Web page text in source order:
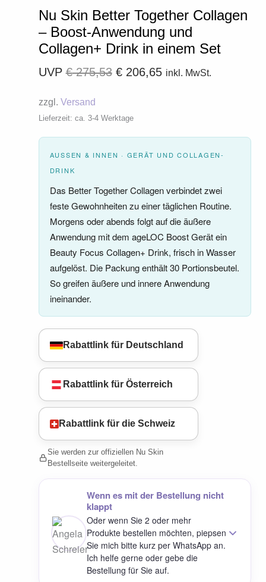
Nu Skin Better Together Collagen
– Boost-Anwendung und
Collagen+ Drink in einem Set
UVP €275,53 €206,65 inkl. MwSt.
zzgl. Versand
Lieferzeit: ca. 3-4 Werktage
AUSSEN & INNEN · GERÄT UND COLLAGEN-D
RINK
Das Better Together Collagen verbindet zwei
feste Gewohnheiten zu einer täglichen Routine.
Morgens oder abends folgt auf die äußere
Anwendung mit dem ageLOC Boost Gerät ein
Beauty Focus Collagen+ Drink, frisch in Wasser
aufgelöst. Die Packung enthält 30 Portionsbeutel.
So greifen äußere und innere Anwendung
ineinander.
Rabattlink für Deutschland
Rabattlink für Österreich
Rabattlink für die Schweiz
Sie werden zur offiziellen Nu Skin
Bestellseite weitergeleitet.
Wenn es mit der Bestellung nicht
klappt
Oder wenn Sie 2 oder mehr
Produkte bestellen möchten, piepsen
Sie mich bitte kurz per WhatsApp an.
Ich helfe gerne oder gebe die
Bestellung für Sie auf.